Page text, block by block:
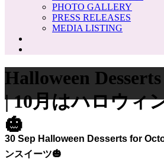
PHOTO GALLERY
PRESS RELEASES
MEDIA LISTING
Halloween
| 10月はハロウィ
🎃
30 Sep Halloween Desserts for
ンスイーツ🎃